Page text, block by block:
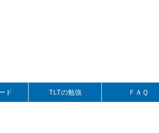
ド TLTの勉強 ＦＡＱ